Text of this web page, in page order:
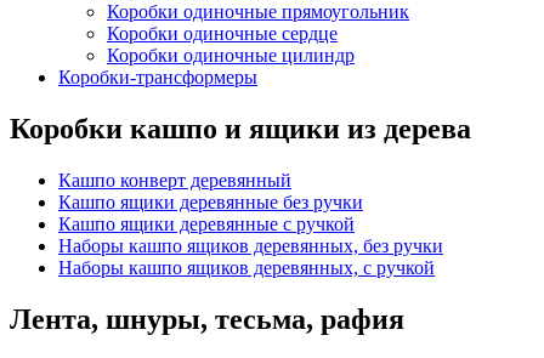
Коробки одиночные прямоугольник
Коробки одиночные сердце
Коробки одиночные цилиндр
Коробки-трансформеры
Коробки кашпо и ящики из дерева
Кашпо конверт деревянный
Кашпо ящики деревянные без ручки
Кашпо ящики деревянные с ручкой
Наборы кашпо ящиков деревянных, без ручки
Наборы кашпо ящиков деревянных, с ручкой
Лента, шнуры, тесьма, рафия